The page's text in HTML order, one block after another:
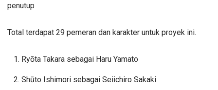
penutup
Total terdapat 29 pemeran dan karakter untuk proyek ini.
Ryōta Takara sebagai Haru Yamato
Shūto Ishimori sebagai Seiichiro Sakaki